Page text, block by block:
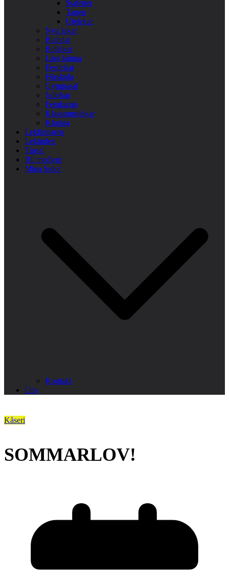
Stafetter
Tagen
Utelekar
Nya lekar
Blandat
Bollekar
Lära känna
Festlekar
Förskola
Gympasal
Jullekar
Femkamp
Klassrumslekar
Kluriga
Lekfinnaren
Lekindex
Tipsa!
Bli medlem
Mina Sidor
Kontakt
Om
Kåseri
SOMMARLOV!